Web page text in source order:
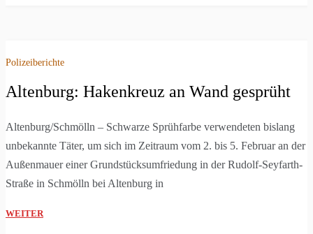
Polizeiberichte
Altenburg: Hakenkreuz an Wand gesprüht
Altenburg/Schmölln – Schwarze Sprühfarbe verwendeten bislang
unbekannte Täter, um sich im Zeitraum vom 2. bis 5. Februar an der
Außenmauer einer Grundstücksumfriedung in der Rudolf-Seyfarth-
Straße in Schmölln bei Altenburg in
WEITER